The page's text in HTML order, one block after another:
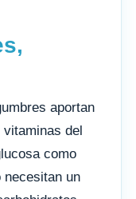
aportan
del
como
necesitan un